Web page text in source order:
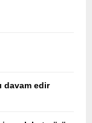
davam edir